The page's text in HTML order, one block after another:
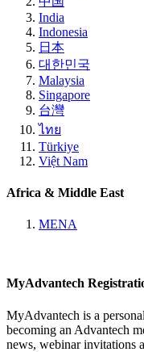
India
Indonesia
日本
대한민국
Malaysia
Singapore
台灣
ไทย
Türkiye
Việt Nam
Africa & Middle East
MENA
MyAdvantech
MyAdvantech is a
becoming an Advantech
news, webinar invitations